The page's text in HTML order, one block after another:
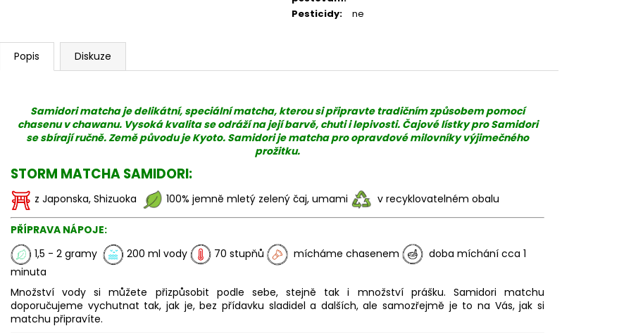
Pesticidy: ne
Popis Diskuze
Samidori matcha je delikátní, speciální matcha, kterou si připravte tradičním způsobem pomocí
chasenu v chawanu. Vysoká kvalita se odráží na její barvě, chuti i lepivosti. Čajové lístky pro Samidori
se sbírají ručně. Země původu je Kyoto. Samidori je matcha pro opravdové milovníky výjimečného
prožitku.
STORM MATCHA SAMIDORI:
z Japonska, Shizuoka 100% jemně mletý zelený čaj, umami v recyklovatelném obalu
PŘÍPRAVA NÁPOJE:
1,5 - 2 gramy
200 ml vody 70 stupňů mícháme chasenem
doba míchání cca 1
minuta
Množství vody si můžete přizpůsobit podle sebe, stejně tak i množství prášku. Samidori matchu
doporučujeme vychutnat tak, jak je, bez přídavku sladidel a dalších, ale samozřejmě je to na Vás, jak si
matchu připravíte.